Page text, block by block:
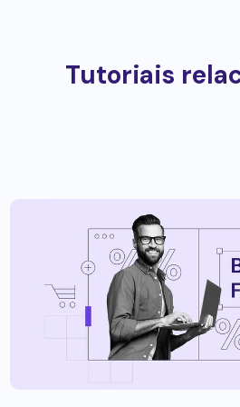
Tutoriais